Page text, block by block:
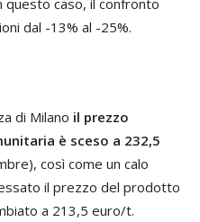
questo caso, il confronto
dal -13% al -25%.
di Milano il prezzo
è sceso a 232,5
così come un calo
il prezzo del prodotto
a 213,5 euro/t.